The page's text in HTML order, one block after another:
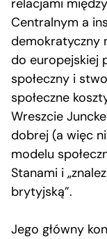
relacjami
Centralnym a
demokratyczny
do europejskiej
społeczny i
społeczne
Wreszcie
dobrej (a więc
modelu
Stanami i
brytyjską”.
Jego główny